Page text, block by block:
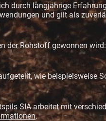
durch langjährige
und gilt als
der Rohstoff gewonnen
wie beispielsweise
SIA arbeitet mit
.